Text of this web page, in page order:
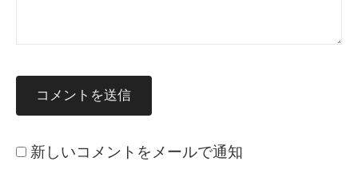
新しいコメントをメールで通知